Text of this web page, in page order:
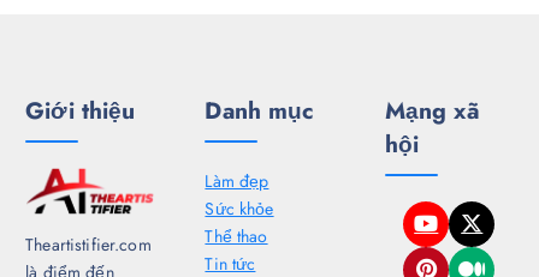
g
b
à
Giới thiệu
Theartistifier.com
là điểm đến
Danh mục
Làm đẹp
Sức khỏe
Thể thao
Tin tức
Mạng xã
hội